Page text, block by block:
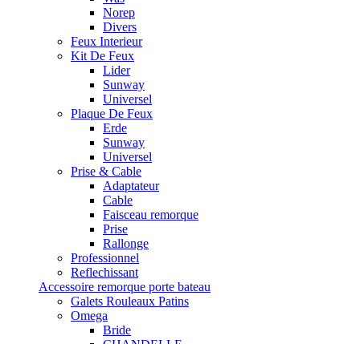
Norep
Divers
Feux Interieur
Kit De Feux
Lider
Sunway
Universel
Plaque De Feux
Erde
Sunway
Universel
Prise & Cable
Adaptateur
Cable
Faisceau remorque
Prise
Rallonge
Professionnel
Reflechissant
Accessoire remorque porte bateau
Galets Rouleaux Patins
Omega
Bride